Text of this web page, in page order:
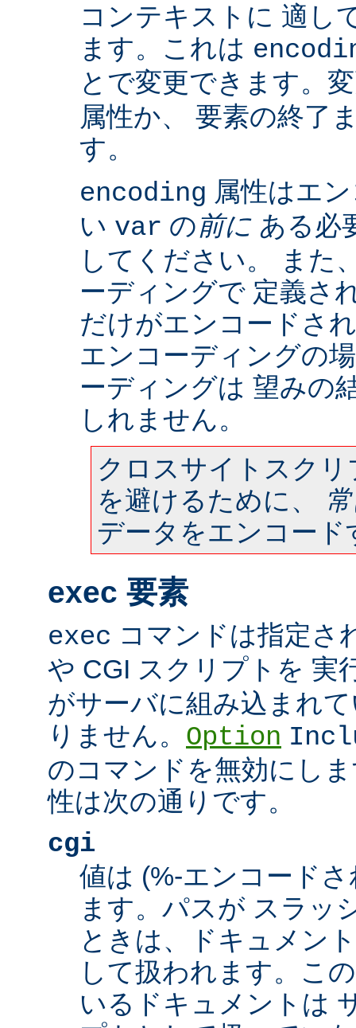
コンテキストに 適し
ます。これは
とで変更できます。
属性か、 要素の終了
す。
encoding 属性はエ
い var の前に ある必
してください。 また
ーディングで 定義さ
だけがエンコードさ
エンコーディングの
ーディングは 望みの
しれません。
クロスサイトスク
を避けるために、
データをエンコード
exec 要素
exec コマンドは指定さ
や CGI スクリプトを 実
がサーバに組み込まれ
りません。 Option
のコマンドを無効にし
性は次の通りです。
cgi
値は (%-エンコード
ます。パスが スラッ
ときは、ドキュメン
して扱われます。こ
いるドキュメントは